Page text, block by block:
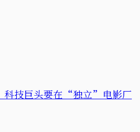
科技巨头要在“独立”电影厂